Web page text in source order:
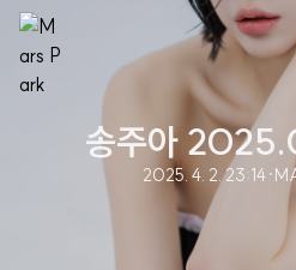
송주아
2025. 4. 2. 23:14·